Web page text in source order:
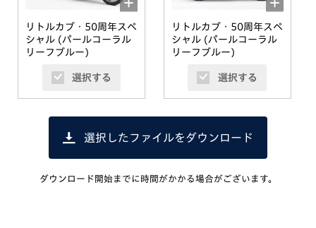
リトルカブ・50周年スペ
シャル (パールコーラル
リーフブルー)
選択する
リトルカブ・50周年スペ
シャル (パールコーラル
リーフブルー)
選択する
選択したファイルをダウンロード
ダウンロード開始までに時間がかかる場合がございます。